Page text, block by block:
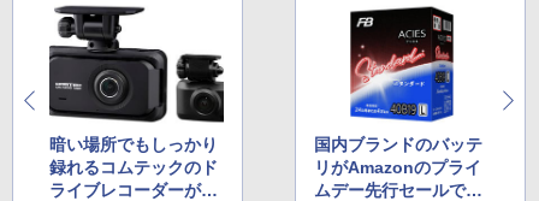
暗い場所でもしっかり
録れるコムテックのド
ライブレコーダーがA
国内ブランドのバッテ
リがAmazonのプライ
ムデー先行セールで40